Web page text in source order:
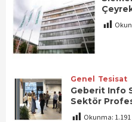
Genel Tesisat
Geberit Info
Sektör
Okunma: 1.191